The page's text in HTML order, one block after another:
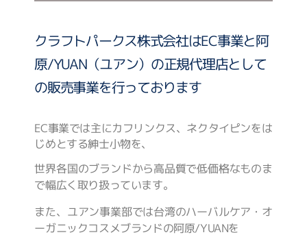
クラフトパークス株式会社はEC事業と阿
原/YUAN（ユアン）の正規代理店として
の販売事業を行っております
EC事業では主にカフリンクス、ネクタイピンをは
じめとする紳士小物を、
世界各国のブランドから高品質で低価格なものま
で幅広く取り扱っています。
また、ユアン事業部では台湾のハーバルケア・オ
ーガニックコスメブランドの阿原/YUANを